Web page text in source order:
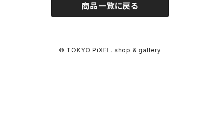
商品一覧に戻る
© TOKYO PiXEL. shop & gallery